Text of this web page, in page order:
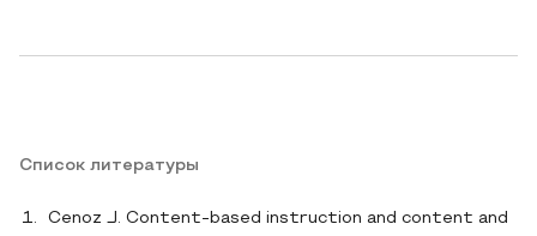
Список литературы
Cenoz J. Content-based instruction and content and